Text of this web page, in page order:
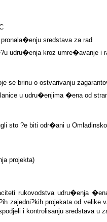
sredstava za rad
udru�enja kroz umre�avanje i
se brinu o ostvarivanju
u udru�enjima �ena od
sto ?e biti odr�ani u
projekta)
rukovodstva udru�enja
zajedni?kih projekata od
i kontrolisanju sredstava u